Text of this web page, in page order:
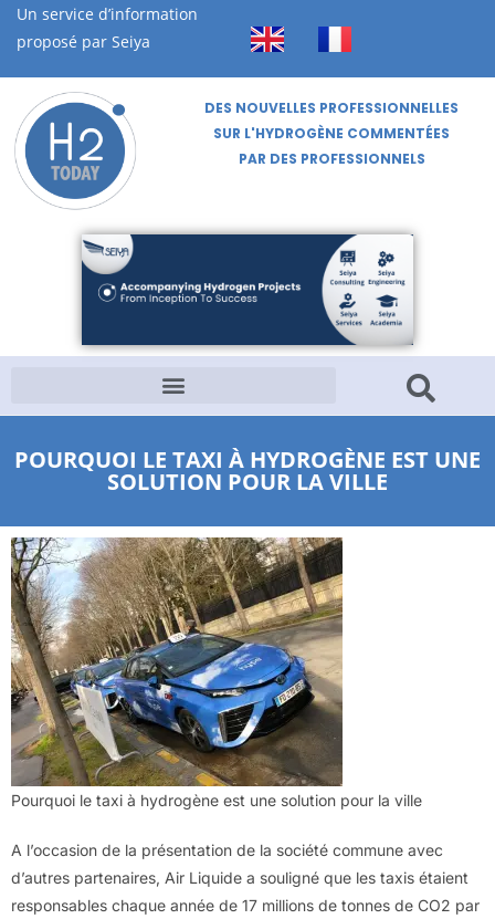
Un service d’information
proposé par Seiya
DES NOUVELLES PROFESSIONNELLES
SUR L'HYDROGÈNE COMMENTÉES
PAR DES PROFESSIONNELS
POURQUOI LE TAXI À HYDROGÈNE EST UNE
SOLUTION POUR LA VILLE
Pourquoi le taxi à hydrogène est une solution pour la ville
A l’occasion de la présentation de la société commune avec
d’autres partenaires, Air Liquide a souligné que les taxis étaient
responsables chaque année de 17 millions de tonnes de CO2 par